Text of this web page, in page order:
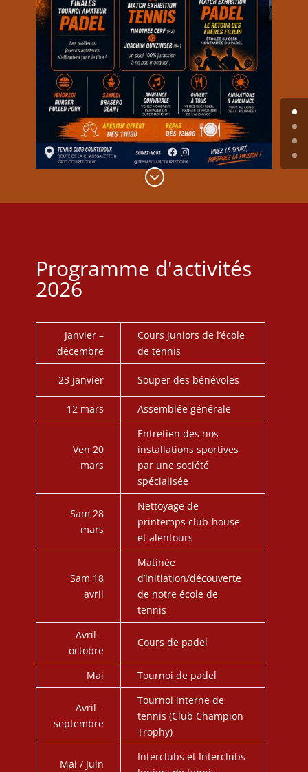
;
Programme d'activités
2026
Janvier –
décembre
Cours juniors de l’école
de tennis
23 janvier Souper des bénévoles
12 mars Assemblée générale
Ven 20
mars
Entretien des nos
installations sportives
par une société
spécialisée
Sam 28
mars
Nettoyage de
printemps club-house
et alentours
Sam 18
avril
Matinée
d’initiation/découverte
de notre école de
tennis
Avril –
octobre
Cours de padel
Mai Tournoi de padel
Avril –
septembre
Tournoi interne de
tennis (Club Champion
Trophy)
Mai / Juin
Interclubs et Interclubs